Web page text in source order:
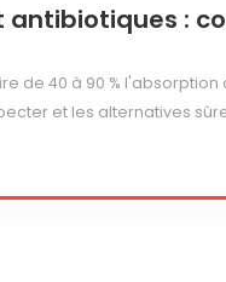
antibiotiques :
de 40 à 90 %
et les alternatives